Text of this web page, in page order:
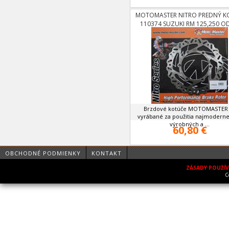
MOTOMASTER NITRO PREDNÝ
110374 SUZUKI RM 125,250
Brzdové kotúče
vyrábané za použitia
výrobných a ...
60,80 €
OBCHODNÉ PODMIENKY KONTAKT
ZÁSADY